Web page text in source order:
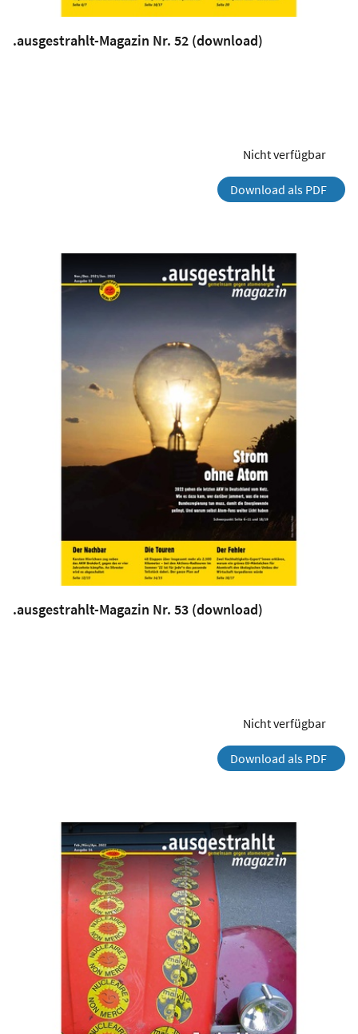
.ausgestrahlt-Magazin Nr. 52 (download)
Nicht verfügbar
Download als PDF
.ausgestrahlt-Magazin Nr. 53 (download)
Nicht verfügbar
Download als PDF